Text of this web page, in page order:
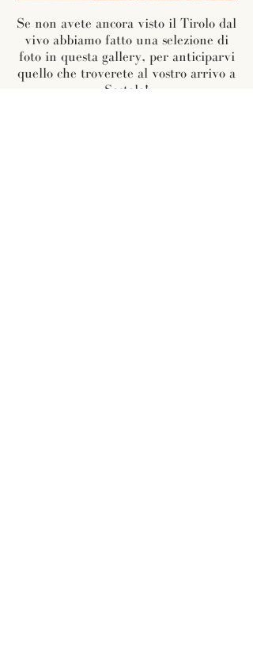
Se non avete ancora visto il Tirolo dal
vivo abbiamo fatto una selezione di
foto in questa gallery, per anticiparvi
quello che troverete al vostro arrivo a
Sestola!